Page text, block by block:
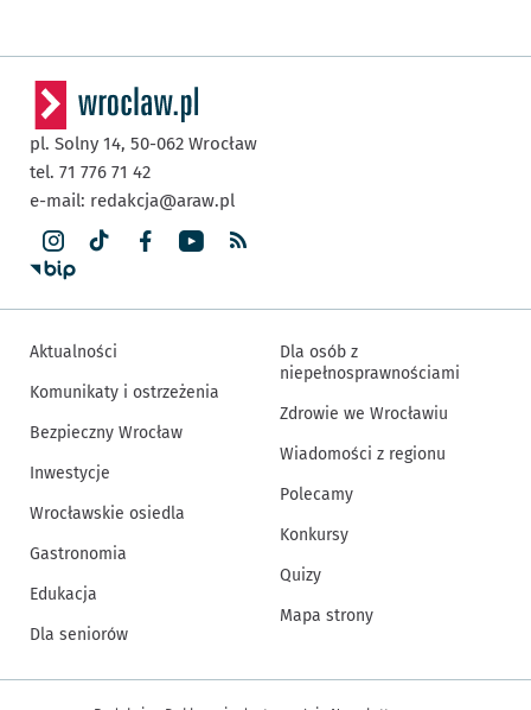
pl. Solny 14, 50-062 Wrocław
tel. 71 776 71 42
e-mail: redakcja@araw.pl
Aktualności
Komunikaty i ostrzeżenia
Bezpieczny Wrocław
Inwestycje
Wrocławskie osiedla
Gastronomia
Edukacja
Dla seniorów
Dla osób z
niepełnosprawnościami
Zdrowie we Wrocławiu
Wiadomości z regionu
Polecamy
Konkursy
Quizy
Mapa strony
Inne informacje